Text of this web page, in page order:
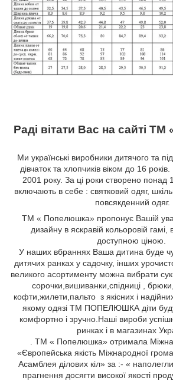
Раді вітати Вас на сайті
Ми українські виробники дитячого та
дівчаток та хлопчиків віком до 16
2001 року. За ці роки створено понад
включають в себе : святковий одяг,
повсякденний одяг.
ТМ « Попелюшка» пропонує Вашій
дизайну в яскравій кольоровій гамі,
доступною ціною.
У наших вбраннях Ваша дитина буде
дитячих ранках у садочку, інших
великого асортименту можна вибрати
сорочки,вишиванки,спідниці
,
кофти,жилети,пальто з якісних і
якому одязі ТМ ПОПЕЛЮШКА діти
комфортно і зручно.Наші вироби
ринках і в магазинах
. ТМ « Попелюшка» отримала
«Європейська якість Міжнародної
Асамблея ділових кіл» за :- «
прагнення досягти високої якості